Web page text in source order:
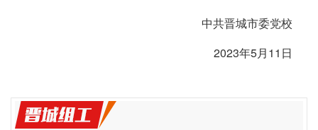
中共晋城市委党校
2023年5月11日